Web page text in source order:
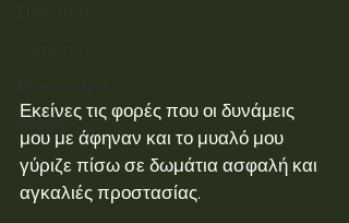
Συνεντεύξεις
Μοτοσυκλέτα
Αφρική
Εκείνες τις φορές που οι δυνάμεις
μου με άφηναν και το μυαλό μου
γύριζε πίσω σε δωμάτια ασφαλή και
αγκαλιές προστασίας.